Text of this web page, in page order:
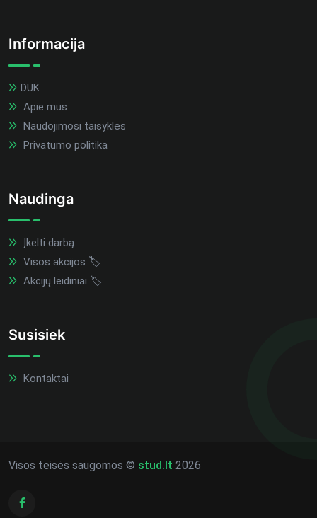
Informacija
DUK
Apie mus
Naudojimosi taisyklės
Privatumo politika
Naudinga
Įkelti darbą
Visos akcijos 🏷️
Akcijų leidiniai 🏷️
Susisiek
Kontaktai
Visos teisės saugomos © stud.lt 2026